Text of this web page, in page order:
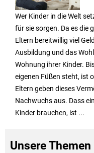
Wer Kinder in die Welt
für sie sorgen. Da es die
Eltern bereitwillig viel
Ausbildung und das
Wohnung ihrer Kinder.
eigenen Füßen steht, ist
Eltern geben dieses
Nachwuchs aus. Dass
Kinder brauchen, ist ...
Unsere